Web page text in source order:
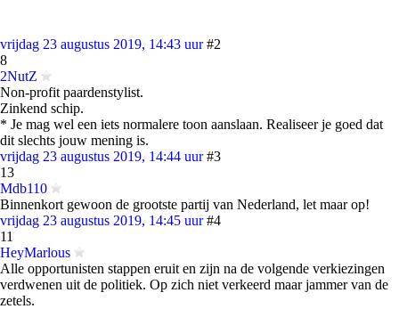
vrijdag 23 augustus 2019, 14:43 uur #2
8
2NutZ
Non-profit paardenstylist.
Zinkend schip.
* Je mag wel een iets normalere toon aanslaan. Realiseer je goed dat
dit slechts jouw mening is.
vrijdag 23 augustus 2019, 14:44 uur #3
13
Mdb110
Binnenkort gewoon de grootste partij van Nederland, let maar op!
vrijdag 23 augustus 2019, 14:45 uur #4
11
HeyMarlous
Alle opportunisten stappen eruit en zijn na de volgende verkiezingen
verdwenen uit de politiek. Op zich niet verkeerd maar jammer van de
zetels.